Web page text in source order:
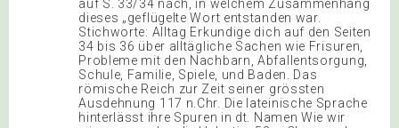
auf S. 33/34 nach, in welchem Zusammenhang
dieses „geflügelte Wort entstanden war.
Stichworte: Alltag Erkundige dich auf den Seiten
34 bis 36 über alltägliche Sachen wie Frisuren,
Probleme mit den Nachbarn, Abfallentsorgung,
Schule, Familie, Spiele, und Baden. Das
römische Reich zur Zeit seiner grössten
Ausdehnung 117 n.Chr. Die lateinische Sprache
hinterlässt ihre Spuren in dt. Namen Wie wir